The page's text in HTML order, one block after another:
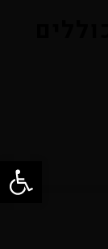
פתח